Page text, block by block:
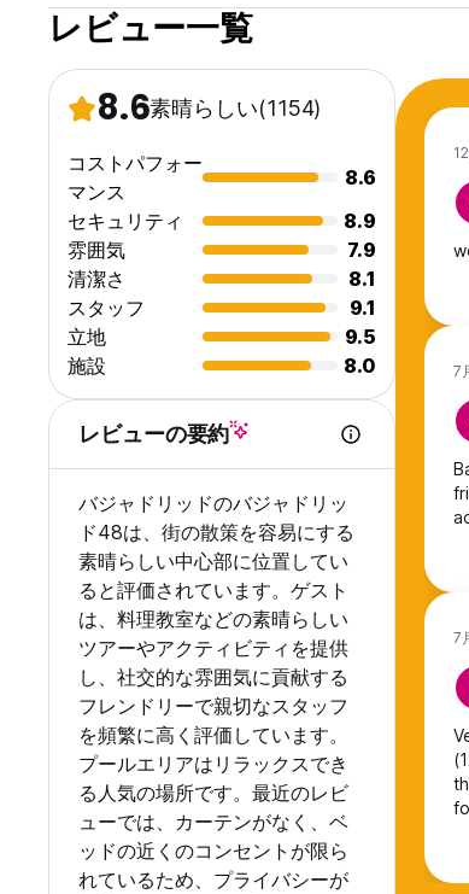
レビュー一覧
8.6素晴らしい(1154)
コストパフォー
マンス
8.6
セキュリティ
8.9
雰囲気
7.9
清潔さ
8.1
スタッフ
9.1
立地
9.5
施設
8.0
レビューの要約
バジャドリッドのバジャドリッ
ド48は、街の散策を容易にする
素晴らしい中心部に位置してい
ると評価されています。ゲスト
は、料理教室などの素晴らしい
ツアーやアクティビティを提供
し、社交的な雰囲気に貢献する
フレンドリーで親切なスタッフ
を頻繁に高く評価しています。
プールエリアはリラックスでき
る人気の場所です。最近のレビ
ューでは、カーテンがなく、ベ
ッドの近くのコンセントが限ら
れているため、プライバシーが
7
7